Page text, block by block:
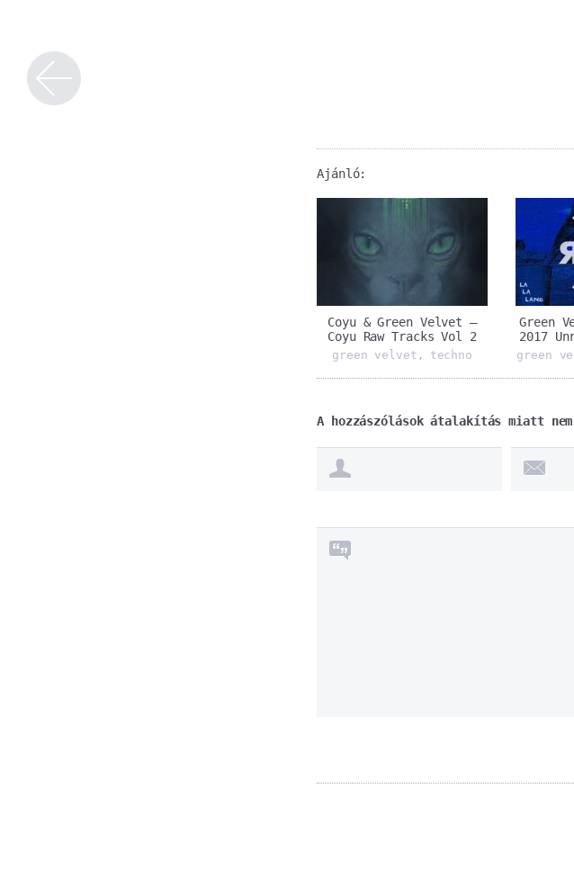
Ajánló:
Coyu & Green Velvet ‎–
Coyu Raw Tracks Vol 2
green velvet , techno
Green
2017
green
A hozzászólások átalakítás miatt nem